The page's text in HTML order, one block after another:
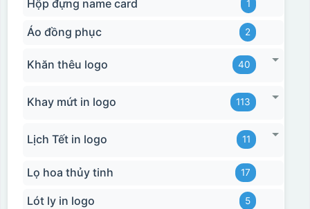
Hộp đựng name card 1
Áo đồng phục 2
Khăn thêu logo 40
Khay mứt in logo 113
Lịch Tết in logo 11
Lọ hoa thủy tinh 17
Lót ly in logo 5